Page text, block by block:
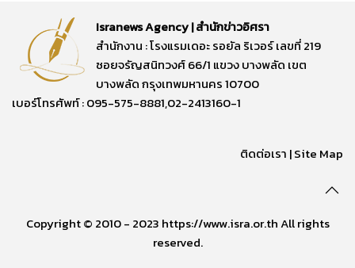
Isranews Agency | สำนักข่าวอิศรา
สำนักงาน : โรงแรมเดอะ รอยัล ริเวอร์ เลขที่ 219
ซอยจรัญสนิทวงศ์ 66/1 แขวง บางพลัด เขต
บางพลัด กรุงเทพมหานคร 10700
เบอร์โทรศัพท์ : 095-575-8881,02-2413160-1
ติดต่อเรา |Site Map
Copyright © 2010 - 2023 https://www.isra.or.th All rights
reserved.